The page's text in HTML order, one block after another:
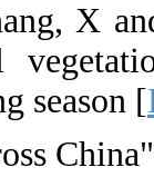
24.
25.